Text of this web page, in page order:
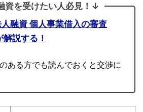
資を受けたい人必見！↓
融資 個人事業借入の審査
説する！
ある方でも読んでおくと交渉に